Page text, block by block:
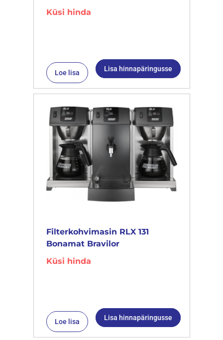
Küsi hinda
Loe lisa Lisa hinnapäringusse
Filterkohvimasin RLX 131
Bonamat Bravilor
Küsi hinda
Loe lisa Lisa hinnapäringusse